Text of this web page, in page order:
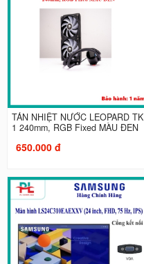
TẢN NHIỆT NƯỚC LEOPARD TK
1 240mm, RGB Fixed MÀU ĐEN
650.000 đ